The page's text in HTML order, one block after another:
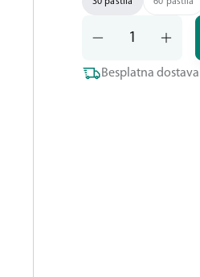
Besplatna